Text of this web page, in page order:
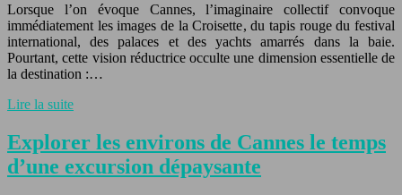
Lorsque l’on évoque Cannes, l’imaginaire collectif convoque
immédiatement les images de la Croisette, du tapis rouge du festival
international, des palaces et des yachts amarrés dans la baie.
Pourtant, cette vision réductrice occulte une dimension essentielle de
la destination :…
Lire la suite
Explorer les environs de Cannes le temps
d’une excursion dépaysante